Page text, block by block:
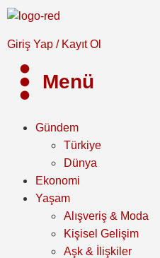
Giriş Yap / Kayıt Ol
Menü
Gündem
Türkiye
Dünya
Ekonomi
Yaşam
Alışveriş & Moda
Kişisel Gelişim
Aşk & İlişkiler